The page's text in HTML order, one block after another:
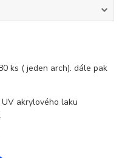
ks ( jeden arch). dále pak
akrylového laku